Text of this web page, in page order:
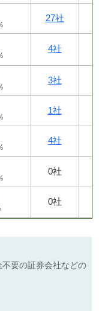
27社
4社
3社
1社
4社
0社
0社
要の証券会社などの